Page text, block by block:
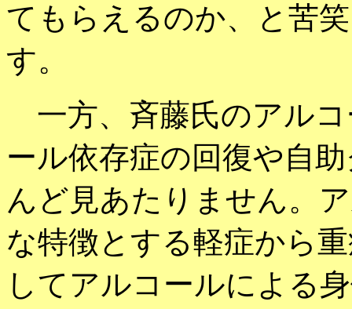
てもらえるのか、と苦
す。
一方、斉藤氏のアル
ール依存症の回復や自
んど見あたりません。
な特徴とする軽症から
してアルコールによる